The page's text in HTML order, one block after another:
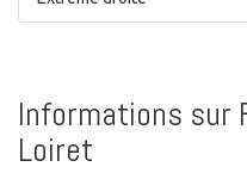
Informations sur
Loiret